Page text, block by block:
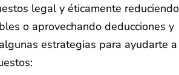
legal y éticamente reduciendo
o aprovechando deducciones y
estrategias para ayudarte a